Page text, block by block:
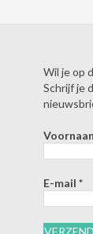
Wil je op
Schrijf je
E-mail *